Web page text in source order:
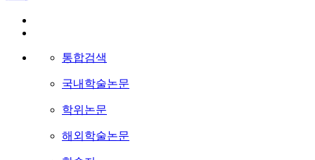
통합검색
국내학술논문
학위논문
해외학술논문